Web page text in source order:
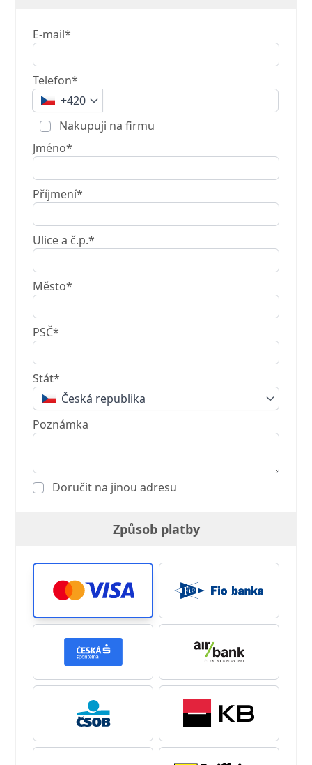
E-mail*
Telefon*
+420
Nakupuji na firmu
Jméno*
Příjmení*
Ulice a č.p.*
Město*
PSČ*
Stát*
Česká republika
Poznámka
Doručit na jinou adresu
Způsob platby